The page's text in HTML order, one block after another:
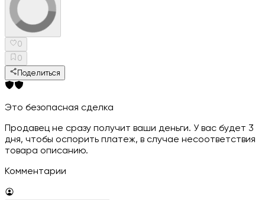
0
0
Поделиться
Это безопасная сделка
Продавец не сразу получит ваши деньги. У вас будет 3
дня, чтобы оспорить платеж, в случае несоответствия
товара описанию.
Комментарии